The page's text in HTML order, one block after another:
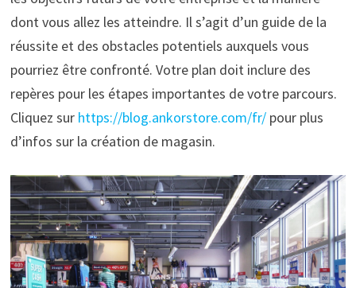
dont vous allez les atteindre. Il s’agit d’un guide de la
réussite et des obstacles potentiels auxquels vous
pourriez être confronté. Votre plan doit inclure des
repères pour les étapes importantes de votre parcours.
Cliquez sur https://blog.ankorstore.com/fr/pour plus
d’infos sur la création de magasin.